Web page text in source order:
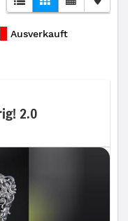
Ausverkauft
2.0